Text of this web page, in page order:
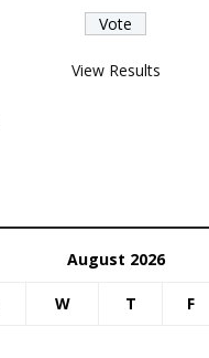
View Results
August 2026
W T F